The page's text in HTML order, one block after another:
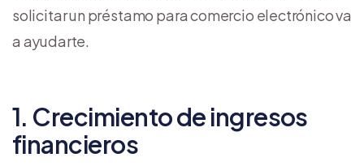
solicitar un préstamo para comercio electrónico va
a ayudarte.
1. Crecimiento de ingresos
financieros